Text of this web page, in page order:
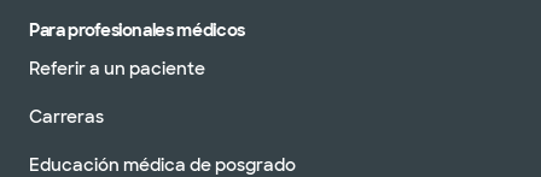
Para profesionales médicos
Referir a un paciente
Carreras
Educación médica de posgrado